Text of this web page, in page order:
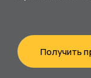
Получить